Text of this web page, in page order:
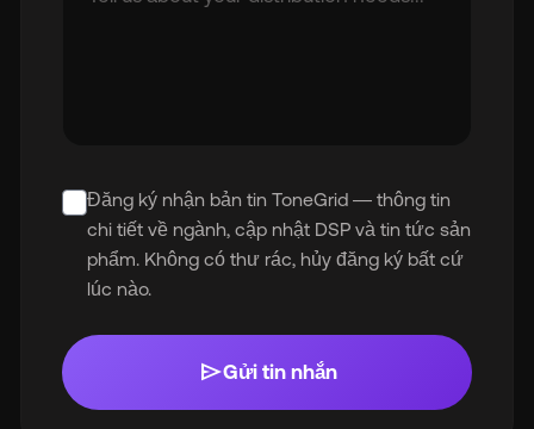
Đăng ký nhận bản tin ToneGrid — thông tin
chi tiết về ngành, cập nhật DSP và tin tức sản
phẩm. Không có thư rác, hủy đăng ký bất cứ
lúc nào.
sendGửi tin nhắn